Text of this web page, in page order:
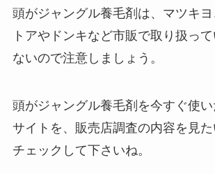
頭がジャングル養毛剤は、マツキ
トアやドンキなど市販で取り扱っ
ないので注意しましょう。
頭がジャングル養毛剤を今すぐ使
サイトを、販売店調査の内容を見
チェックして下さいね。